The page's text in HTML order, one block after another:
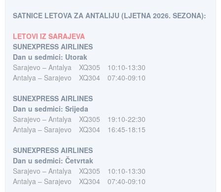
SATNICE LETOVA ZA ANTALIJU (LJETNA 2026. SEZONA):
LETOVI IZ SARAJEVA
SUNEXPRESS AIRLINES
Dan u sedmici: Utorak
Sarajevo – Antalya
XQ305
10:10-13:30
Antalya – Sarajevo
XQ304 07:40-09:10
SUNEXPRESS AIRLINES
Dan u sedmici: Srijeda
Sarajevo – Antalya
XQ305
19:10-22:30
Antalya – Sarajevo
XQ304 16:45-18:15
SUNEXPRESS AIRLINES
Dan u sedmici: Četvrtak
Sarajevo – Antalya
XQ305
10:10-13:30
Antalya – Sarajevo
XQ304 07:40-09:10